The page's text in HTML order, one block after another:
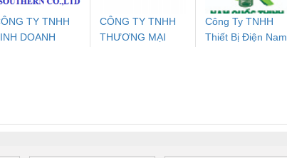
Điện AC
Mô-đun Ắc Quy UPS
Rơ Le An Toàn
TY TNHH
DOANH
CÔNG TY TNHH
THƯƠNG MẠI
Công Ty TNHH
Thiết Bị Điện Nam